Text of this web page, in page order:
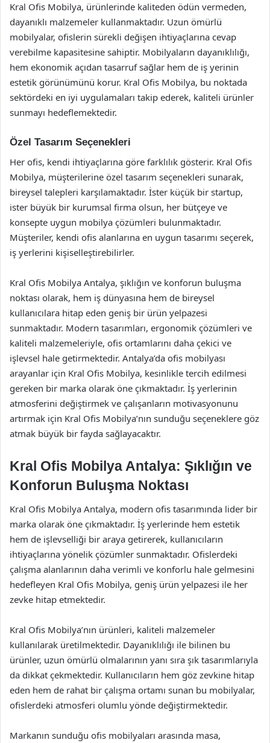
Kral Ofis Mobilya, ürünlerinde kaliteden ödün vermeden,
dayanıklı malzemeler kullanmaktadır. Uzun ömürlü
mobilyalar, ofislerin sürekli değişen ihtiyaçlarına cevap
verebilme kapasitesine sahiptir. Mobilyaların dayanıklılığı,
hem ekonomik açıdan tasarruf sağlar hem de iş yerinin
estetik görünümünü korur. Kral Ofis Mobilya, bu noktada
sektördeki en iyi uygulamaları takip ederek, kaliteli ürünler
sunmayı hedeflemektedir.
Özel Tasarım Seçenekleri
Her ofis, kendi ihtiyaçlarına göre farklılık gösterir. Kral Ofis
Mobilya, müşterilerine özel tasarım seçenekleri sunarak,
bireysel talepleri karşılamaktadır. İster küçük bir startup,
ister büyük bir kurumsal firma olsun, her bütçeye ve
konsepte uygun mobilya çözümleri bulunmaktadır.
Müşteriler, kendi ofis alanlarına en uygun tasarımı seçerek,
iş yerlerini kişiselleştirebilirler.
Kral Ofis Mobilya Antalya, şıklığın ve konforun buluşma
noktası olarak, hem iş dünyasına hem de bireysel
kullanıcılara hitap eden geniş bir ürün yelpazesi
sunmaktadır. Modern tasarımları, ergonomik çözümleri ve
kaliteli malzemeleriyle, ofis ortamlarını daha çekici ve
işlevsel hale getirmektedir. Antalya’da ofis mobilyası
arayanlar için Kral Ofis Mobilya, kesinlikle tercih edilmesi
gereken bir marka olarak öne çıkmaktadır. İş yerlerinin
atmosferini değiştirmek ve çalışanların motivasyonunu
artırmak için Kral Ofis Mobilya’nın sunduğu seçeneklere göz
atmak büyük bir fayda sağlayacaktır.
Kral Ofis Mobilya Antalya: Şıklığın ve
Konforun Buluşma Noktası
Kral Ofis Mobilya Antalya, modern ofis tasarımında lider bir
marka olarak öne çıkmaktadır. İş yerlerinde hem estetik
hem de işlevselliği bir araya getirerek, kullanıcıların
ihtiyaçlarına yönelik çözümler sunmaktadır. Ofislerdeki
çalışma alanlarının daha verimli ve konforlu hale gelmesini
hedefleyen Kral Ofis Mobilya, geniş ürün yelpazesi ile her
zevke hitap etmektedir.
Kral Ofis Mobilya’nın ürünleri, kaliteli malzemeler
kullanılarak üretilmektedir. Dayanıklılığı ile bilinen bu
ürünler, uzun ömürlü olmalarının yanı sıra şık tasarımlarıyla
da dikkat çekmektedir. Kullanıcıların hem göz zevkine hitap
eden hem de rahat bir çalışma ortamı sunan bu mobilyalar,
ofislerdeki atmosferi olumlu yönde değiştirmektedir.
Markanın sunduğu ofis mobilyaları arasında masa,